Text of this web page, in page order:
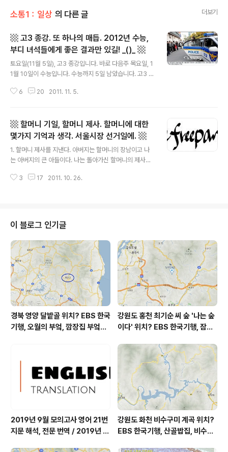
소통1：일상 의 다른 글 더보기
▩ 고3 종강. 또 하나의 매듭. 2012년 수능,
부디 녀석들에게 좋은 결과만 있길! _()_ ▩
토요일(11월 5일), 고3 종강입니다. 바로 다음주 목요일, 1
1월 10일이 수능입니다. 수능까지 5일 남았습니다. 고3 종
지는 시기에 고2, 고1 내신대비가 기다리고 있어 엄밀한 의
근무하는 학원에서 네번째 고3 종강입니다(고3 종강을 총
몇번 했는지는. 큭!). 앞서 근무하던 학원에 비해 가르친 학
생들 한명 한명에게 더 깊은 정이 드는 느낌입니다. 두 학원
의 규모 차이 때문일지도 모르겠습니다. 어찌 되었든 잔 정
수능을 5일 남겨둔 녀석들 심경은 어떨까요. 제 어린..
6 20 2011. 11. 5.
▩ 할머니 기일, 할머니 제사. 할머니에 대한
몇가지 기억과 생각. 서울시장 선거일에. ▩
1. 할머니 제사를 지낸다. 아버지는 할머니의 장남이고 나
는 아버지의 큰 아들이다. 나는 돌아가신 할머니의 제사를
와 어머니가 계시지만 이런 저런 여건 상 작년부터는 나와
다. 우리를(나를 동생을 누이들을) 참 잘(?) 대해 주어 안 좋
은 기억만 남아 있다. 내가 태어나기 전은 알 수 없지만 내
가 기억하는 어린 시절에 할머니는 외손주가 좋다며 작은
고모 집에 살고 있었다(딸이 좋았던 것일지도 모르겠다).
그후로도 오랫동안 고모 집에 살았다. 며느리(그러니까 나
의 어머니)를 편하게..
3 17 2011. 10. 26.
이 블로그 인기글
경북 영양 달밭골 위치? EBS 한국
기행, 오월의 부엌, 깜장집 부엌은
한 곳, 영양읍 상원리. KBS 인간극
장 임분노미 할머니
강원도 홍천 최기순 씨 숲 '나는 숲
이다' 위치? EBS 한국기행, 잠시
군 최기순 씨 캠핑장 펜션 어디? /
강원도 홍천군 가볼 만한 곳, (구)
까르돈, kbs 인간극장
2019년 9월 모의고사 영어 21번
지문 해석, 전문 번역 / 2019년 9
강원도 화천 비수구미 계곡 위치?
EBS 한국기행, 산골밥집, 비수구